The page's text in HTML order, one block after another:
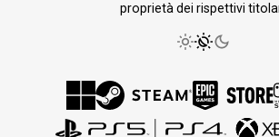
proprietà dei rispettivi